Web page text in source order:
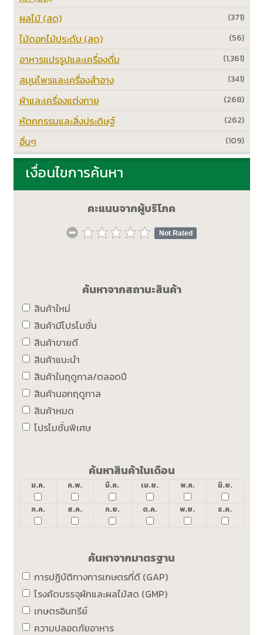
(371)
ผลไม้ (สด)
(56)
ไม้ดอกไม้ประดับ (สด)
(1,361)
อาหารแปรรูปและเครื่องดื่ม
(341)
สมุนไพรและเครื่องสำอาง
(268)
ผ้าและเครื่องแต่งกาย
(262)
หัตถกรรมและสิ่งประดิษฐ์
(109)
อื่นๆ
เงื่อนไขการค้นหา
คะแนนจากผู้บริโภค
Not Rated
ค้นหาจากสถานะสินค้า
สินค้าใหม่
สินค้ามีโปรโมชั่น
สินค้าขายดี
สินค้าแนะนำ
สินค้าในฤดูกาล/ตลอดปี
สินค้านอกฤดูกาล
สินค้าหมด
โปรโมชั่นพิเศษ
ค้นหาสินค้าในเดือน
ม.ค. ก.พ. มี.ค. เม.ย. พ.ค. มิ.ย.
ก.ค. ส.ค. ก.ย. ต.ค. พ.ย. ธ.ค.
ค้นหาจากมาตรฐาน
การปฏิบัติทางการเกษตรที่ดี (GAP)
โรงคัดบรรจุผักและผลไม้สด (GMP)
เกษตรอินทรีย์
ความปลอดภัยอาหาร